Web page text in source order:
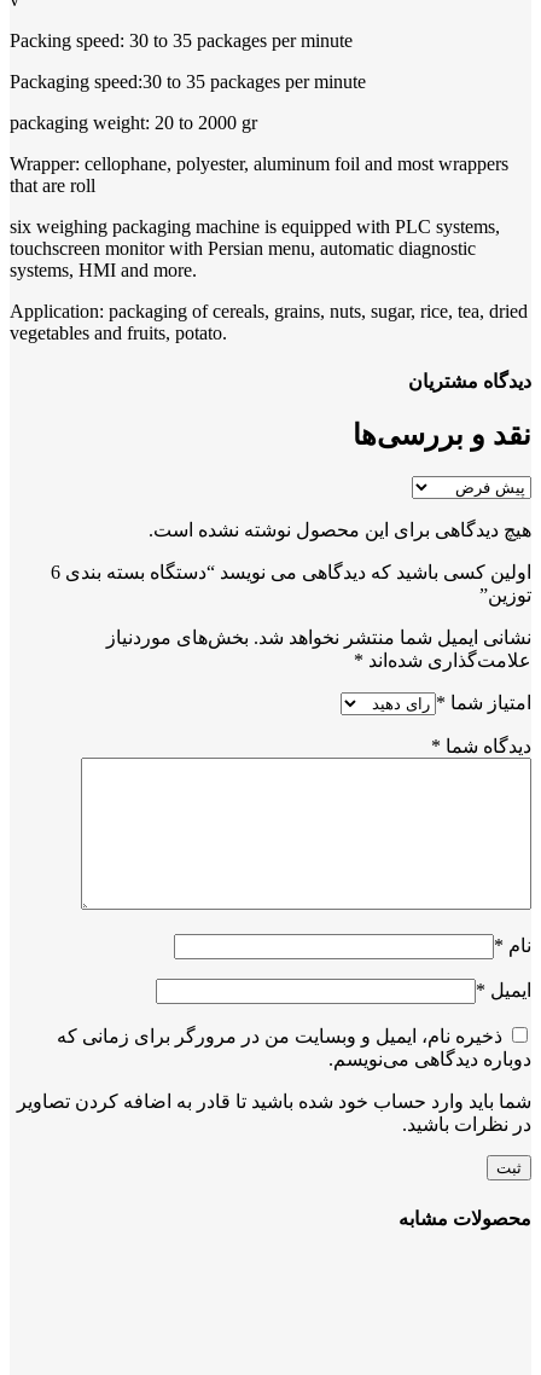
Packing speed: 30 to 35 packages per minute
Packaging speed:30 to 35 packages per minute
packaging weight: 20 to 2000 gr
Wrapper: cellophane, polyester, aluminum foil and most wrappers
that are roll
six weighing packaging machine is equipped with PLC systems,
touchscreen monitor with Persian menu, automatic diagnostic
systems, HMI and more.
Application: packaging of cereals, grains, nuts, sugar, rice, tea, dried
vegetables and fruits, potato.
دیدگاه مشتریان
نقد و بررسی‌ها
هیچ دیدگاهی برای این محصول نوشته نشده است.
اولین کسی باشید که دیدگاهی می نویسد “دستگاه بسته بندی 6
توزین”
نشانی ایمیل شما منتشر نخواهد شد. بخش‌های موردنیاز
علامت‌گذاری شده‌اند *
امتیاز شما *
دیدگاه شما *
نام *
ایمیل *
ذخیره نام، ایمیل و وبسایت من در مرورگر برای زمانی که
دوباره دیدگاهی می‌نویسم.
شما باید وارد حساب خود شده باشید تا قادر به اضافه کردن تصاویر
در نظرات باشید.
محصولات مشابه